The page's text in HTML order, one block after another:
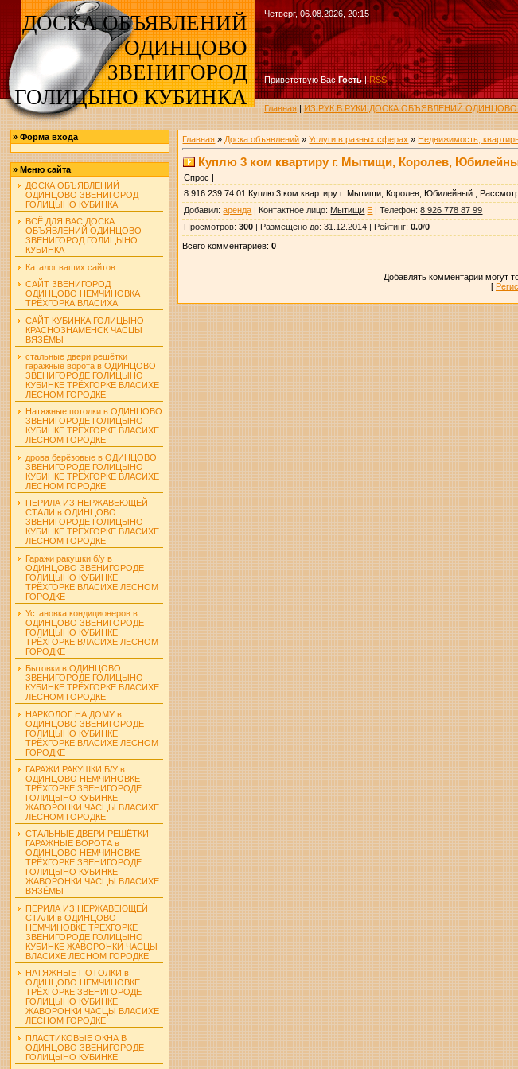
ДОСКА ОБЪЯВЛЕНИЙ
ОДИНЦОВО
ЗВЕНИГОРОД
ГОЛИЦЫНО КУБИНКА
Четверг, 06.08.2026, 20:15
Приветствую Вас Гость|RSS
Главная|ИЗ РУК В РУКИ ДОСКА ОБЪЯВЛЕНИЙ
»Форма входа
»Меню сайта
ДОСКА ОБЪЯВЛЕНИЙ
ОДИНЦОВО ЗВЕНИГОРОД
ГОЛИЦЫНО КУБИНКА
ВСЁ ДЛЯ ВАС ДОСКА
ОБЪЯВЛЕНИЙ ОДИНЦОВО
ЗВЕНИГОРОД ГОЛИЦЫНО
КУБИНКА
Каталог ваших сайтов
САЙТ ЗВЕНИГОРОД
ОДИНЦОВО НЕМЧИНОВКА
ТРЁХГОРКА ВЛАСИХА
САЙТ КУБИНКА ГОЛИЦЫНО
КРАСНОЗНАМЕНСК ЧАСЦЫ
ВЯЗЁМЫ
стальные двери решётки
гаражные ворота в ОДИНЦОВО
ЗВЕНИГОРОДЕ ГОЛИЦЫНО
КУБИНКЕ ТРЁХГОРКЕ ВЛАСИХЕ
ЛЕСНОМ ГОРОДКЕ
Натяжные потолки в ОДИНЦОВО
ЗВЕНИГОРОДЕ ГОЛИЦЫНО
КУБИНКЕ ТРЁХГОРКЕ ВЛАСИХЕ
ЛЕСНОМ ГОРОДКЕ
дрова берёзовые в ОДИНЦОВО
ЗВЕНИГОРОДЕ ГОЛИЦЫНО
КУБИНКЕ ТРЁХГОРКЕ ВЛАСИХЕ
ЛЕСНОМ ГОРОДКЕ
ПЕРИЛА ИЗ НЕРЖАВЕЮЩЕЙ
СТАЛИ в ОДИНЦОВО
ЗВЕНИГОРОДЕ ГОЛИЦЫНО
КУБИНКЕ ТРЁХГОРКЕ ВЛАСИХЕ
ЛЕСНОМ ГОРОДКЕ
Гаражи ракушки б/у в
ОДИНЦОВО ЗВЕНИГОРОДЕ
ГОЛИЦЫНО КУБИНКЕ
ТРЁХГОРКЕ ВЛАСИХЕ ЛЕСНОМ
ГОРОДКЕ
Установка кондиционеров в
ОДИНЦОВО ЗВЕНИГОРОДЕ
ГОЛИЦЫНО КУБИНКЕ
ТРЁХГОРКЕ ВЛАСИХЕ ЛЕСНОМ
ГОРОДКЕ
Бытовки в ОДИНЦОВО
ЗВЕНИГОРОДЕ ГОЛИЦЫНО
КУБИНКЕ ТРЁХГОРКЕ ВЛАСИХЕ
ЛЕСНОМ ГОРОДКЕ
НАРКОЛОГ НА ДОМУ в
ОДИНЦОВО ЗВЕНИГОРОДЕ
ГОЛИЦЫНО КУБИНКЕ
ТРЁХГОРКЕ ВЛАСИХЕ ЛЕСНОМ
ГОРОДКЕ
ГАРАЖИ РАКУШКИ Б/У в
ОДИНЦОВО НЕМЧИНОВКЕ
ТРЁХГОРКЕ ЗВЕНИГОРОДЕ
ГОЛИЦЫНО КУБИНКЕ
ЖАВОРОНКИ ЧАСЦЫ ВЛАСИХЕ
ЛЕСНОМ ГОРОДКЕ
СТАЛЬНЫЕ ДВЕРИ РЕШЁТКИ
ГАРАЖНЫЕ ВОРОТА в
ОДИНЦОВО НЕМЧИНОВКЕ
ТРЁХГОРКЕ ЗВЕНИГОРОДЕ
ГОЛИЦЫНО КУБИНКЕ
ЖАВОРОНКИ ЧАСЦЫ ВЛАСИХЕ
ВЯЗЁМЫ
ПЕРИЛА ИЗ НЕРЖАВЕЮЩЕЙ
СТАЛИ в ОДИНЦОВО
НЕМЧИНОВКЕ ТРЁХГОРКЕ
ЗВЕНИГОРОДЕ ГОЛИЦЫНО
КУБИНКЕ ЖАВОРОНКИ ЧАСЦЫ
ВЛАСИХЕ ЛЕСНОМ ГОРОДКЕ
НАТЯЖНЫЕ ПОТОЛКИ в
ОДИНЦОВО НЕМЧИНОВКЕ
ТРЁХГОРКЕ ЗВЕНИГОРОДЕ
ГОЛИЦЫНО КУБИНКЕ
ЖАВОРОНКИ ЧАСЦЫ ВЛАСИХЕ
ЛЕСНОМ ГОРОДКЕ
ПЛАСТИКОВЫЕ ОКНА В
ОДИНЦОВО ЗВЕНИГОРОДЕ
ГОЛИЦЫНО КУБИНКЕ
Главная » Доска объявлений »Услуги в разных сферах » Недвижимость,
Куплю 3 ком квартиру г. Мытищи, Королев,
Спрос |
8 916 239 74 01 Куплю 3 ком квартиру г. Мытищи, Королев, Юбилейный ,
Добавил:аренда | Контактное лицо: Мытищи E |Телефон:8 926 778 87 99
Просмотров:300 | Размещено до: 31.12.2014 | Рейтинг:0.0/0
Всего комментариев:0
Добавлять комментарии могут
[